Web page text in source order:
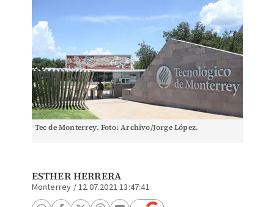
Tec de Monterrey. Foto: Archivo/Jorge López.
ESTHER HERRERA
Monterrey /12.07.2021 13:47:41